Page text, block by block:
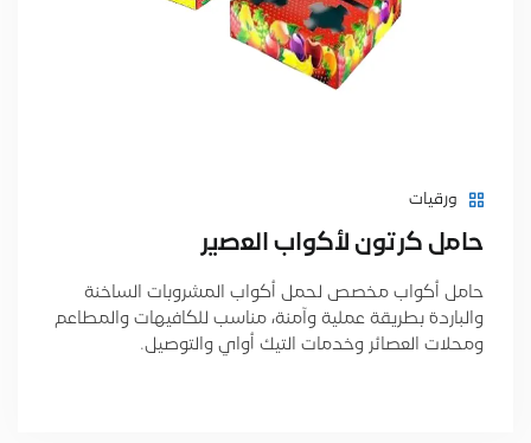
ورقيات
ﺣﺎﻣل ﻛرﺗون ﻷﻛواب اﻟﻌﺻﯾر
حامل أكواب مخصص لحمل أكواب المشروبات الساخنة
والباردة بطريقة عملية وآمنة، مناسب للكافيهات والمطاعم
ومحلات العصائر وخدمات التيك أواي والتوصيل.